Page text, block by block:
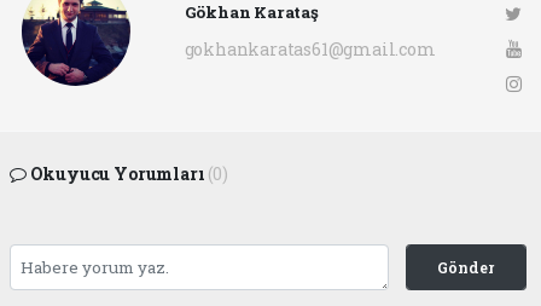
Gökhan Karataş
gokhankaratas61@gmail.com
Okuyucu Yorumları (0)
Gönder